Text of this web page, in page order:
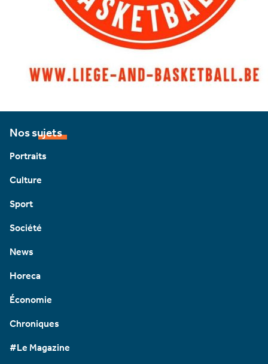
Nos sujets
Portraits
Culture
Sport
Société
News
Horeca
Économie
Chroniques
#Le Magazine